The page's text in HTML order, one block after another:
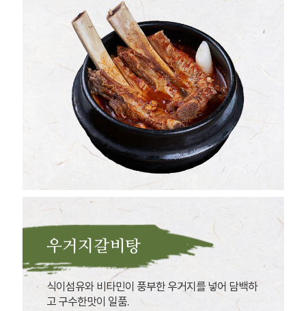
우거지갈비탕
식이섬유와 비타민이 풍부한 우거지를 넣어 담백하
고 구수한맛이 일품.